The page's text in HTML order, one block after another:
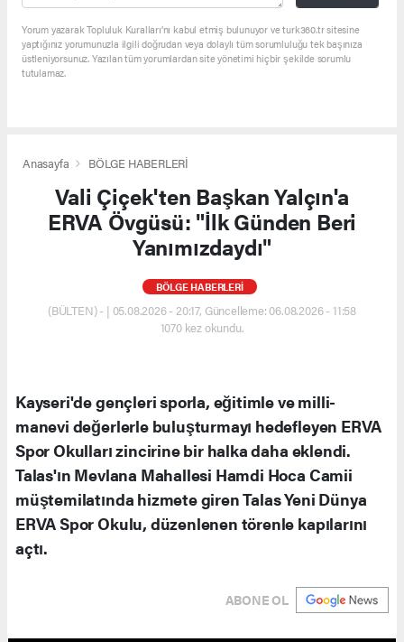
Yorum yazarak Topluluk Kuralları’nı kabul etmiş bulunuyor ve turk360.tr sitesine
yaptığınız yorumunuzla ilgili doğrudan veya dolaylı tüm sorumluluğu tek başınıza
üstleniyorsunuz. Yazılan tüm yorumlardan site yönetimi hiçbir şekilde sorumlu
tutulamaz.
Anasayfa BÖLGE HABERLERİ
Vali Çiçek'ten Başkan Yalçın'a
ERVA Övgüsü: "İlk Günden Beri
Yanımızdaydı"
BÖLGE HABERLERİ
(BÜLTEN) - | 05.08.2026 - 20:17, Güncelleme: 06.08.2026 - 11:58
1070 kez okundu.
Kayseri'de gençleri sporla, eğitimle ve milli-
manevi değerlerle buluşturmayı hedefleyen ERVA
Spor Okulları zincirine bir halka daha eklendi.
Talas'ın Mevlana Mahallesi Hamdi Hoca Camii
müştemilatında hizmete giren Talas Yeni Dünya
ERVA Spor Okulu, düzenlenen törenle kapılarını
açtı.
ABONE OL